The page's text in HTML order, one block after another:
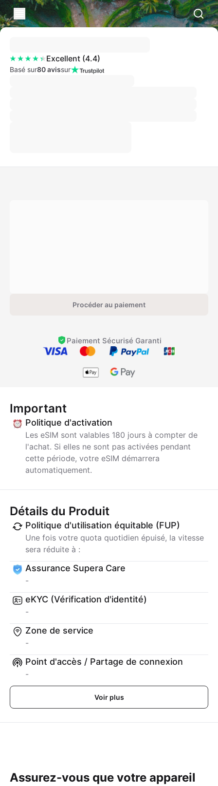
Excellent (4.4)
Basé sur80 avissur
Procéder au paiement
Paiement Sécurisé Garanti
Important
Politique d'activation
Les eSIM sont valables 180 jours à compter de
l'achat. Si elles ne sont pas activées pendant
cette période, votre eSIM démarrera
automatiquement.
Détails du Produit
Politique d'utilisation équitable (FUP)
Une fois votre quota quotidien épuisé, la vitesse
sera réduite à :
Assurance Supera Care
-
eKYC (Vérification d'identité)
-
Zone de service
-
Point d'accès / Partage de connexion
-
Voir plus
Assurez-vous que votre appareil